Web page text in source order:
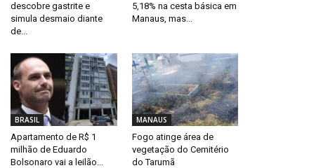
descobre gastrite e
simula desmaio diante
de...
5,18% na cesta básica em
Manaus, mas...
BRASIL
Apartamento de R$ 1
milhão de Eduardo
Bolsonaro vai a leilão...
MANAUS
Fogo atinge área de
vegetação do Cemitério
do Tarumã